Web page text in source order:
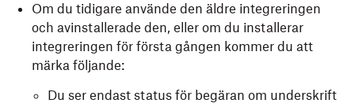
Om du tidigare använde den äldre integreringen
och avinstallerade den, eller om du installerar
integreringen för första gången kommer du att
märka följande:
Du ser endast status för begäran om underskrift